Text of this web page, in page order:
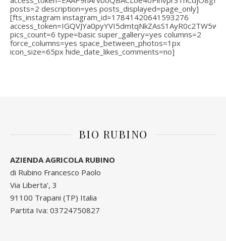
posts=2 description=yes posts_displayed=page_only]
[fts_instagram instagram_id=17841420641593276
pics_count=6 type=basic super_gallery=yes columns=2
force_columns=yes space_between_photos=1px
icon_size=65px hide_date_likes_comments=no]
BIO RUBINO
AZIENDA AGRICOLA RUBINO
di Rubino Francesco Paolo
Via Liberta’, 3
91100 Trapani (TP) Italia
Partita Iva: 03724750827